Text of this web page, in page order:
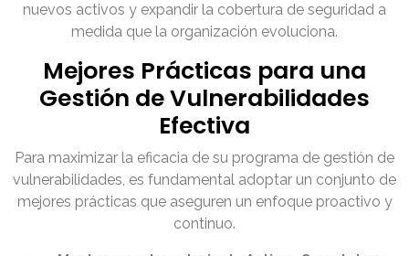
nuevos activos y expandir la cobertura de seguridad a
medida que la organización evoluciona.
Mejores Prácticas para una
Gestión de Vulnerabilidades
Efectiva
Para maximizar la eficacia de su programa de gestión de
vulnerabilidades, es fundamental adoptar un conjunto de
mejores prácticas que aseguren un enfoque proactivo y
continuo.